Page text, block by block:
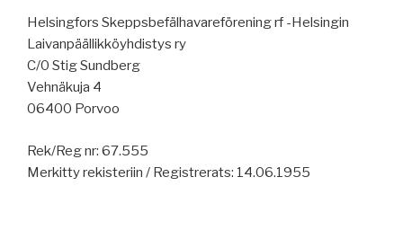
Helsingfors Skeppsbefälhavareförening rf -Helsingin
Laivanpäällikköyhdistys ry
C/0 Stig Sundberg
Vehnäkuja 4
06400 Porvoo
Rek/Reg nr: 67.555
Merkitty rekisteriin / Registrerats: 14.06.1955